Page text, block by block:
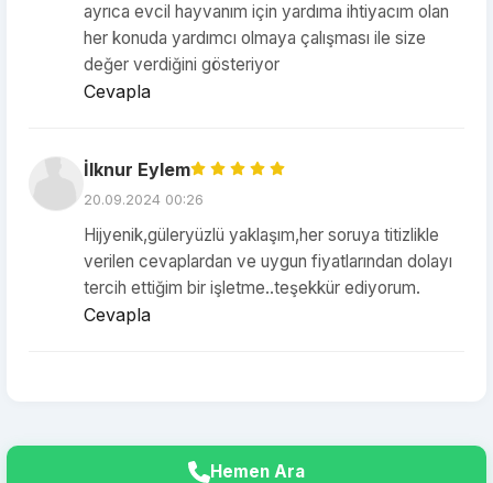
ayrıca evcil hayvanım için yardıma ihtiyacım olan
her konuda yardımcı olmaya çalışması ile size
değer verdiğini gösteriyor
Cevapla
İlknur Eylem
20.09.2024 00:26
Hijyenik,güleryüzlü yaklaşım,her soruya titizlikle
verilen cevaplardan ve uygun fiyatlarından dolayı
tercih ettiğim bir işletme..teşekkür ediyorum.
Cevapla
Hemen Ara